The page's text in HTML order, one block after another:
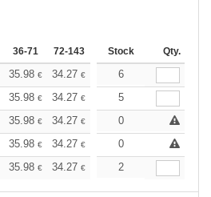
36-71 72-143 144-287 288 +
Stock Qty.
35.98 € 34.27 € 32.56
6
35.98 € 34.27 € 32.56
5
35.98 € 34.27 € 32.56 €
0
35.98 € 34.27 € 32.56 €
0
35.98 € 34.27 € 32.56
2